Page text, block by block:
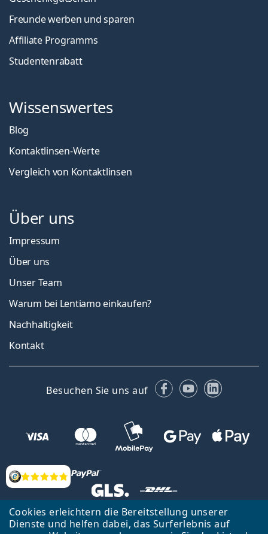
Cookies erleichtern die Bereitstellung unserer
Dienste und helfen dabei, das Surferlebnis auf
Bewertung
Freunde werben und sparen
Affiliate Programms
Studentenrabatt
Wissenswertes
Blog
Kontaktlinsen-Werte
Vergleich von Kontaktlinsen
Über uns
Impressum
Über uns
Unser Team
Warum bei Lentiamo einkaufen?
Nachhaltigkeit
Kontakt
Besuchen Sie uns auf Facebook
YouTubeLinkedIn
Zurück zur Hauptseite
Nach oben